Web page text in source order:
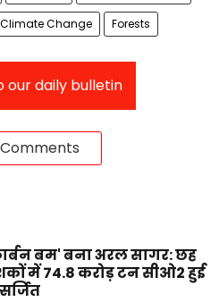
Climate Change Forests
our daily bulletin
बम' बना अरल सागर: छह
में 74.8 करोड़ टन सीओ2 हुई